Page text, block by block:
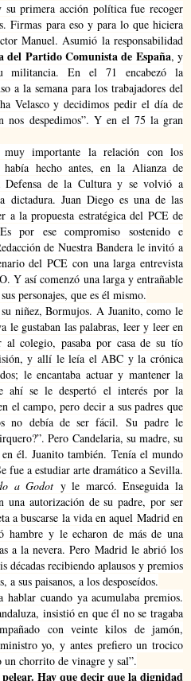
primera acción política fue recoger
Firmas para eso y para lo que hiciera
Manuel. Asumió la responsabilidad
Partido Comunista de España, y
militancia. En el 71 encabezó la
a la semana para los trabajadores del
Velasco y decidimos pedir el día de
nos despedimos”. Y en el 75 la gran
importante la relación con los
hecho antes, en la Alianza de
Defensa de la Cultura y se volvió a
dictadura. Juan Diego es una de las
a la propuesta estratégica del PCE de
por ese compromiso sostenido e
de Nuestra Bandera le invitó a
del PCE con una larga entrevista
Y así comenzó una larga y entrañable
personajes, que es él mismo.
niñez, Bormujos. A Juanito, como le
le gustaban las palabras, leer y leer en
al colegio, pasaba por casa de su tío
y allí le leía el ABC y la crónica
le encantaba actuar y mantener la
ahí se le despertó el interés por la
el campo, pero decir a sus padres que
no debía de ser fácil. Su padre le
Pero Candelaria, su madre, su
él. Juanito también. Tenía el mundo
fue a estudiar arte dramático a Sevilla.
a Godot y le marcó. Enseguida la
una autorización de su padre, por ser
a buscarse la vida en aquel Madrid en
y le echaron de más de una
a la nevera. Pero Madrid le abrió los
recibiendo aplausos y premios
sus paisanos, a los desposeídos.
cuando ya acumulaba premios.
insistió en que él no se tragaba
con veinte kilos de jamón,
yo, y antes prefiero un trocico
un chorrito de vinagre y sal”.
Hay que decir que la dignidad